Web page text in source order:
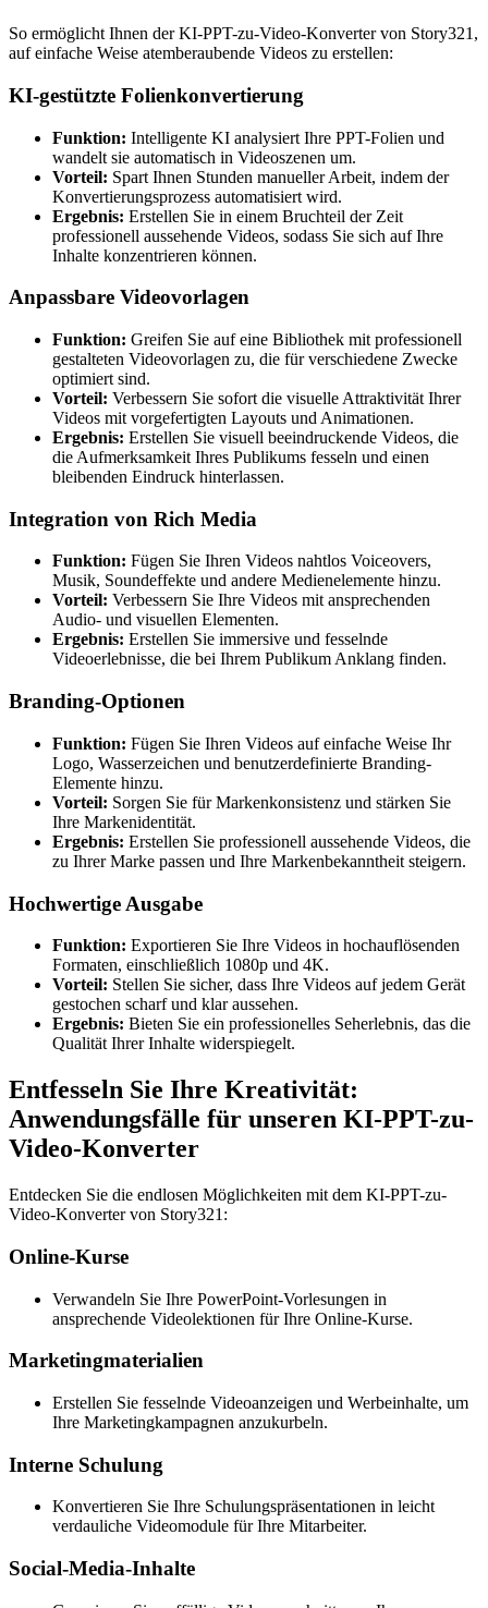
So ermöglicht Ihnen der KI-PPT-zu-Video-Konverter von Story321,
auf einfache Weise atemberaubende Videos zu erstellen:
KI-gestützte Folienkonvertierung
Funktion: Intelligente KI analysiert Ihre PPT-Folien und
wandelt sie automatisch in Videoszenen um.
Vorteil: Spart Ihnen Stunden manueller Arbeit, indem der
Konvertierungsprozess automatisiert wird.
Ergebnis: Erstellen Sie in einem Bruchteil der Zeit
professionell aussehende Videos, sodass Sie sich auf Ihre
Inhalte konzentrieren können.
Anpassbare Videovorlagen
Funktion: Greifen Sie auf eine Bibliothek mit professionell
gestalteten Videovorlagen zu, die für verschiedene Zwecke
optimiert sind.
Vorteil: Verbessern Sie sofort die visuelle Attraktivität Ihrer
Videos mit vorgefertigten Layouts und Animationen.
Ergebnis: Erstellen Sie visuell beeindruckende Videos, die
die Aufmerksamkeit Ihres Publikums fesseln und einen
bleibenden Eindruck hinterlassen.
Integration von Rich Media
Funktion: Fügen Sie Ihren Videos nahtlos Voiceovers,
Musik, Soundeffekte und andere Medienelemente hinzu.
Vorteil: Verbessern Sie Ihre Videos mit ansprechenden
Audio- und visuellen Elementen.
Ergebnis: Erstellen Sie immersive und fesselnde
Videoerlebnisse, die bei Ihrem Publikum Anklang finden.
Branding-Optionen
Funktion: Fügen Sie Ihren Videos auf einfache Weise Ihr
Logo, Wasserzeichen und benutzerdefinierte Branding-
Elemente hinzu.
Vorteil: Sorgen Sie für Markenkonsistenz und stärken Sie
Ihre Markenidentität.
Ergebnis: Erstellen Sie professionell aussehende Videos, die
zu Ihrer Marke passen und Ihre Markenbekanntheit steigern.
Hochwertige Ausgabe
Funktion: Exportieren Sie Ihre Videos in hochauflösenden
Formaten, einschließlich 1080p und 4K.
Vorteil: Stellen Sie sicher, dass Ihre Videos auf jedem Gerät
gestochen scharf und klar aussehen.
Ergebnis: Bieten Sie ein professionelles Seherlebnis, das die
Qualität Ihrer Inhalte widerspiegelt.
Entfesseln Sie Ihre Kreativität:
Anwendungsfälle für unseren KI-PPT-zu-
Video-Konverter
Entdecken Sie die endlosen Möglichkeiten mit dem KI-PPT-zu-
Video-Konverter von Story321:
Online-Kurse
Verwandeln Sie Ihre PowerPoint-Vorlesungen in
ansprechende Videolektionen für Ihre Online-Kurse.
Marketingmaterialien
Erstellen Sie fesselnde Videoanzeigen und Werbeinhalte, um
Ihre Marketingkampagnen anzukurbeln.
Interne Schulung
Konvertieren Sie Ihre Schulungspräsentationen in leicht
verdauliche Videomodule für Ihre Mitarbeiter.
Social-Media-Inhalte